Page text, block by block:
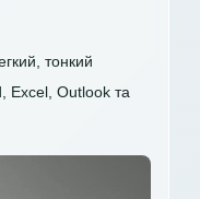
тонкий
Excel, Outlook та